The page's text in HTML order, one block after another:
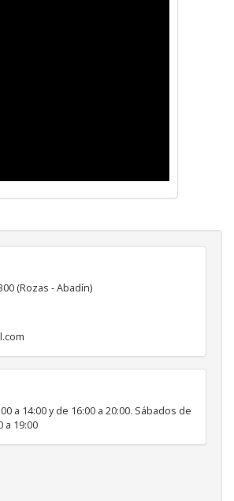
(Rozas - Abadín)
a 14:00 y de 16:00 a 20:00. Sábados de
a 19:00